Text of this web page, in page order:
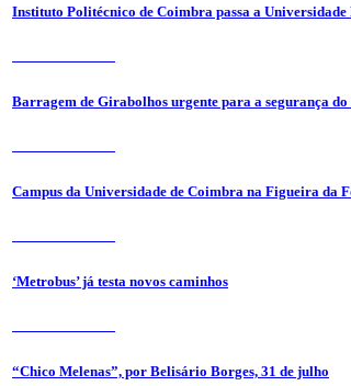
Instituto Politécnico de Coimbra passa a
Barragem de Girabolhos urgente para a segurança do
Campus da Universidade de Coimbra na Figueira da
‘Metrobus’ já testa novos caminhos
“Chico Melenas”, por Belisário Borges, 31 de julho